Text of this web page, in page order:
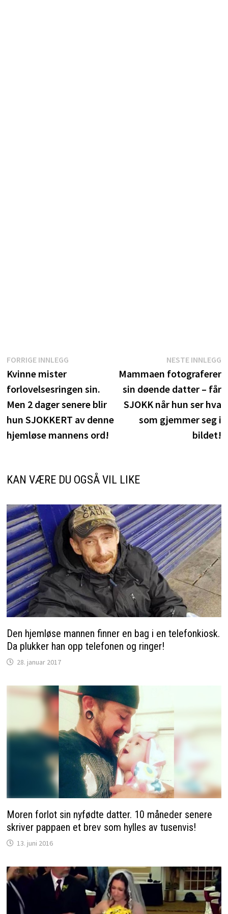
Innleggsnavigasjon
FORRIGE INNLEGGForrige
Kvinne mister
forlovelsesringen sin.
Men 2 dager senere blir
hun SJOKKERT av denne
hjemløse mannens ord!
NESTE INNLEGG
Mammaen fotograferer
sin døende datter – får
SJOKK når hun ser hva
som gjemmer seg i
bildet!
KAN VÆRE DU OGSÅ VIL LIKE
Den hjemløse mannen finner en bag i en telefonkiosk.
Da plukker han opp telefonen og ringer!
28. januar 2017
Moren forlot sin nyfødte datter. 10 måneder senere
skriver pappaen et brev som hylles av tusenvis!
13. juni 2016